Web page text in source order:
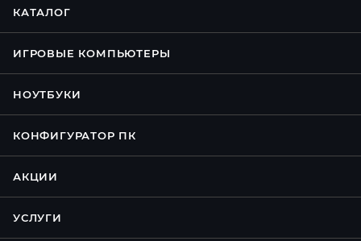
КАТАЛОГ
ИГРОВЫЕ КОМПЬЮТЕРЫ
НОУТБУКИ
КОНФИГУРАТОР ПК
АКЦИИ
УСЛУГИ